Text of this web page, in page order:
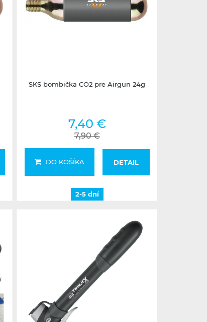
SKS bombička CO2 pre Airgun 24g
7,40 €
7,90 €
DO KOŠÍKA DETAIL
2-5 dní